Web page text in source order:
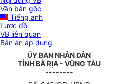
Văn bản gốc
Tiếng anh
Lược đồ
VB liên quan
Bản án áp dụng
ỦY BAN NHÂN DÂN
TỈNHBÀ RỊA - VŨNG TÀU
--------